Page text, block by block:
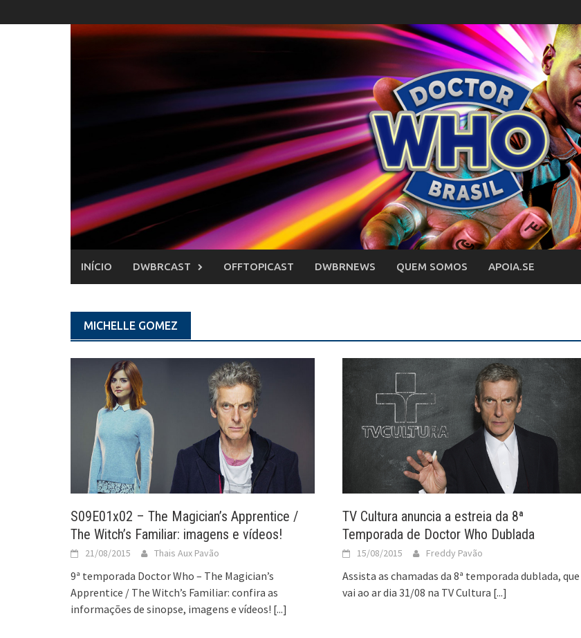
to
INÍCIO DWBRCAST OFFTOPICAST DWBRNEWS QUEM SOMOS APOIA.SE
MICHELLE GOMEZ
S09E01x02 – The Magician’s Apprentice /
The Witch’s Familiar: imagens e vídeos!
21/08/2015 Thais Aux Pavão
9ª temporada Doctor Who – The Magician’s
Apprentice / The Witch’s Familiar: confira as
informações de sinopse, imagens e vídeos! [...]
TV Cultura anuncia a estreia da 8ª
Temporada de Doctor Who Dublada
15/08/2015 Freddy Pavão
Assista as chamadas da 8ª temporada dublada, que
vai ao ar dia 31/08 na TV Cultura [...]